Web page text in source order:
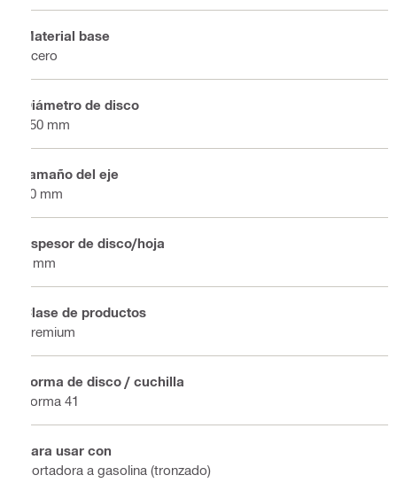
Material base
Acero
Diámetro de disco
350 mm
Tamaño del eje
20 mm
Espesor de disco/hoja
4 mm
Clase de productos
Premium
Forma de disco / cuchilla
Forma 41
Para usar con
Cortadora a gasolina (tronzado)